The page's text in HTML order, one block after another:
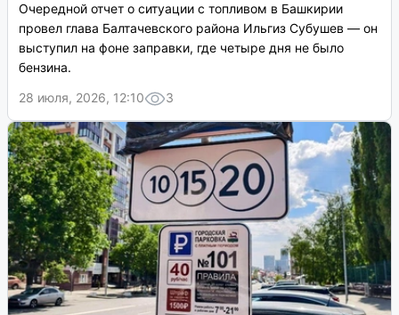
Очередной отчет о ситуации с топливом в Башкирии
провел глава Балтачевского района Ильгиз Субушев — он
выступил на фоне заправки, где четыре дня не было
бензина.
28 июля, 2026, 12:10
3